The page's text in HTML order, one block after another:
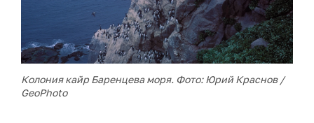
Колония кайр Баренцева моря. Фото: Юрий Краснов /
GeoPhoto